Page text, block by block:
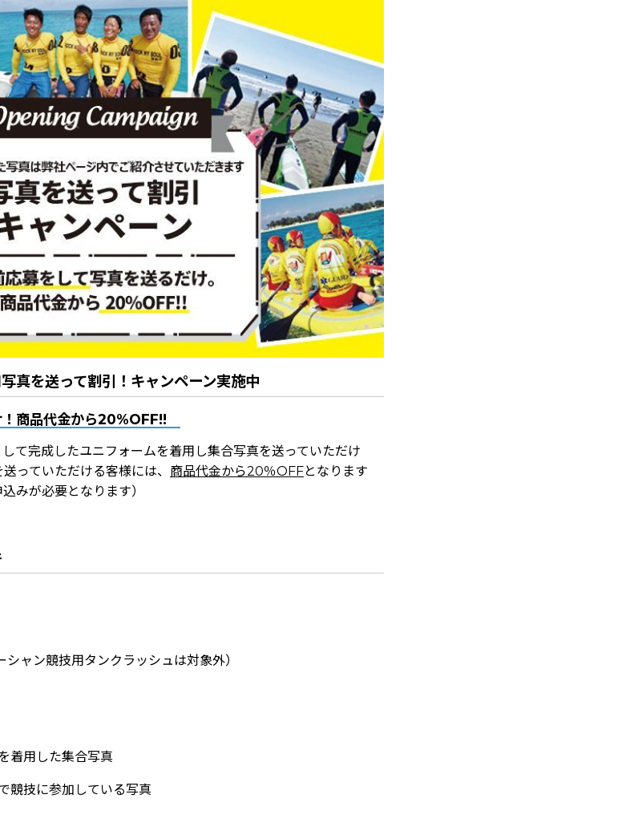
真を送って割引！キャンペーン実施中
商品代金から20%OFF!!
て完成したユニフォームを着用し集合写真を送っていただけ
っていただける客様には、 商品代金から20％OFFとなります
みが必要となります）
ャン競技用タンクラッシュは対象外）
着用した集合写真
競技に参加している写真